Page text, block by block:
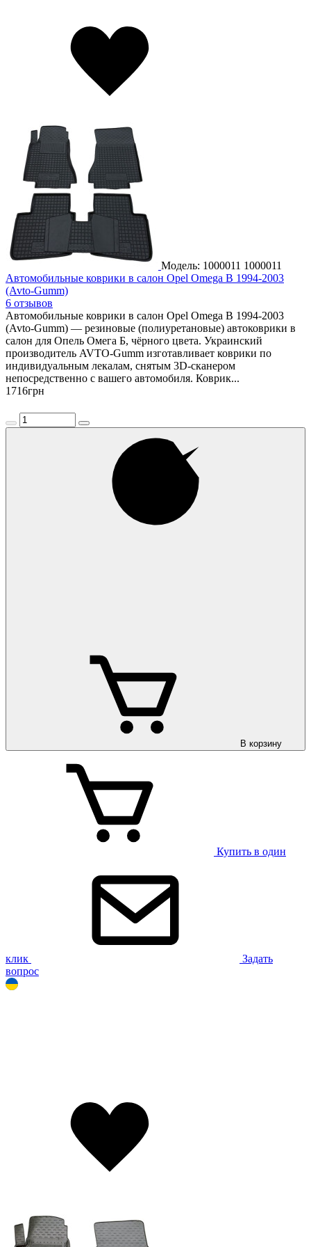
Модель: 1000011 1000011
Автомобильные коврики в салон Opel Omega B 1994-2003
(Avto-Gumm)
6 отзывов
Автомобильные коврики в салон Opel Omega B 1994-2003
(Avto-Gumm) — резиновые (полиуретановые) автоковрики в
салон для Опель Омега Б, чёрного цвета. Украинский
производитель AVTO-Gumm изготавливает коврики по
индивидуальным лекалам, снятым 3D-сканером
непосредственно с вашего автомобиля. Коврик...
1716грн
В корзину
Купить в один
клик
Задать
вопрос